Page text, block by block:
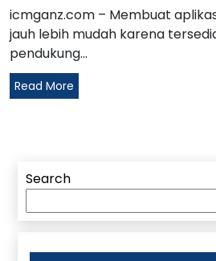
icmganz.com – Membuat
jauh lebih mudah karena
pendukung...
Read More
Search